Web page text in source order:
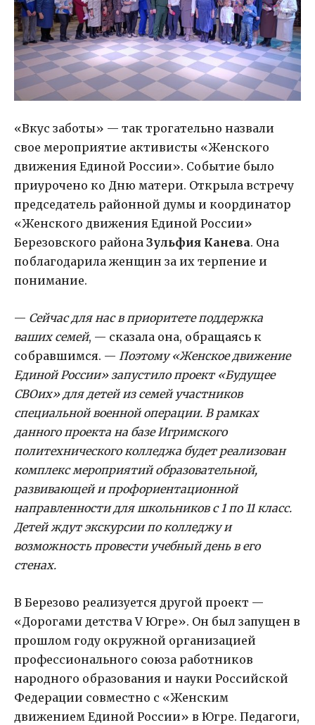
«Вкус заботы» — так трогательно назвали
свое мероприятие активисты «Женского
движения Единой России». Событие было
приурочено ко Дню матери. Открыла встречу
председатель районной думы и координатор
«Женского движения Единой России»
Березовского района Зульфия Канева. Она
поблагодарила женщин за их терпение и
понимание.
— Сейчас для нас в приоритете поддержка
ваших семей, — сказала она, обращаясь к
собравшимся. — Поэтому «Женское движение
Единой России» запустило проект «Будущее
СВОих» для детей из семей участников
специальной военной операции. В рамках
данного проекта на базе Игримского
политехнического колледжа будет реализован
комплекс мероприятий образовательной,
развивающей и профориентационной
направленности для школьников с 1 по 11 класс.
Детей ждут экскурсии по колледжу и
возможность провести учебный день в его
стенах.
В Березово реализуется другой проект —
«Дорогами детства V Югре». Он был запущен в
прошлом году окружной организацией
профессионального союза работников
народного образования и науки Российской
Федерации совместно с «Женским
движением Единой России» в Югре. Педагоги,